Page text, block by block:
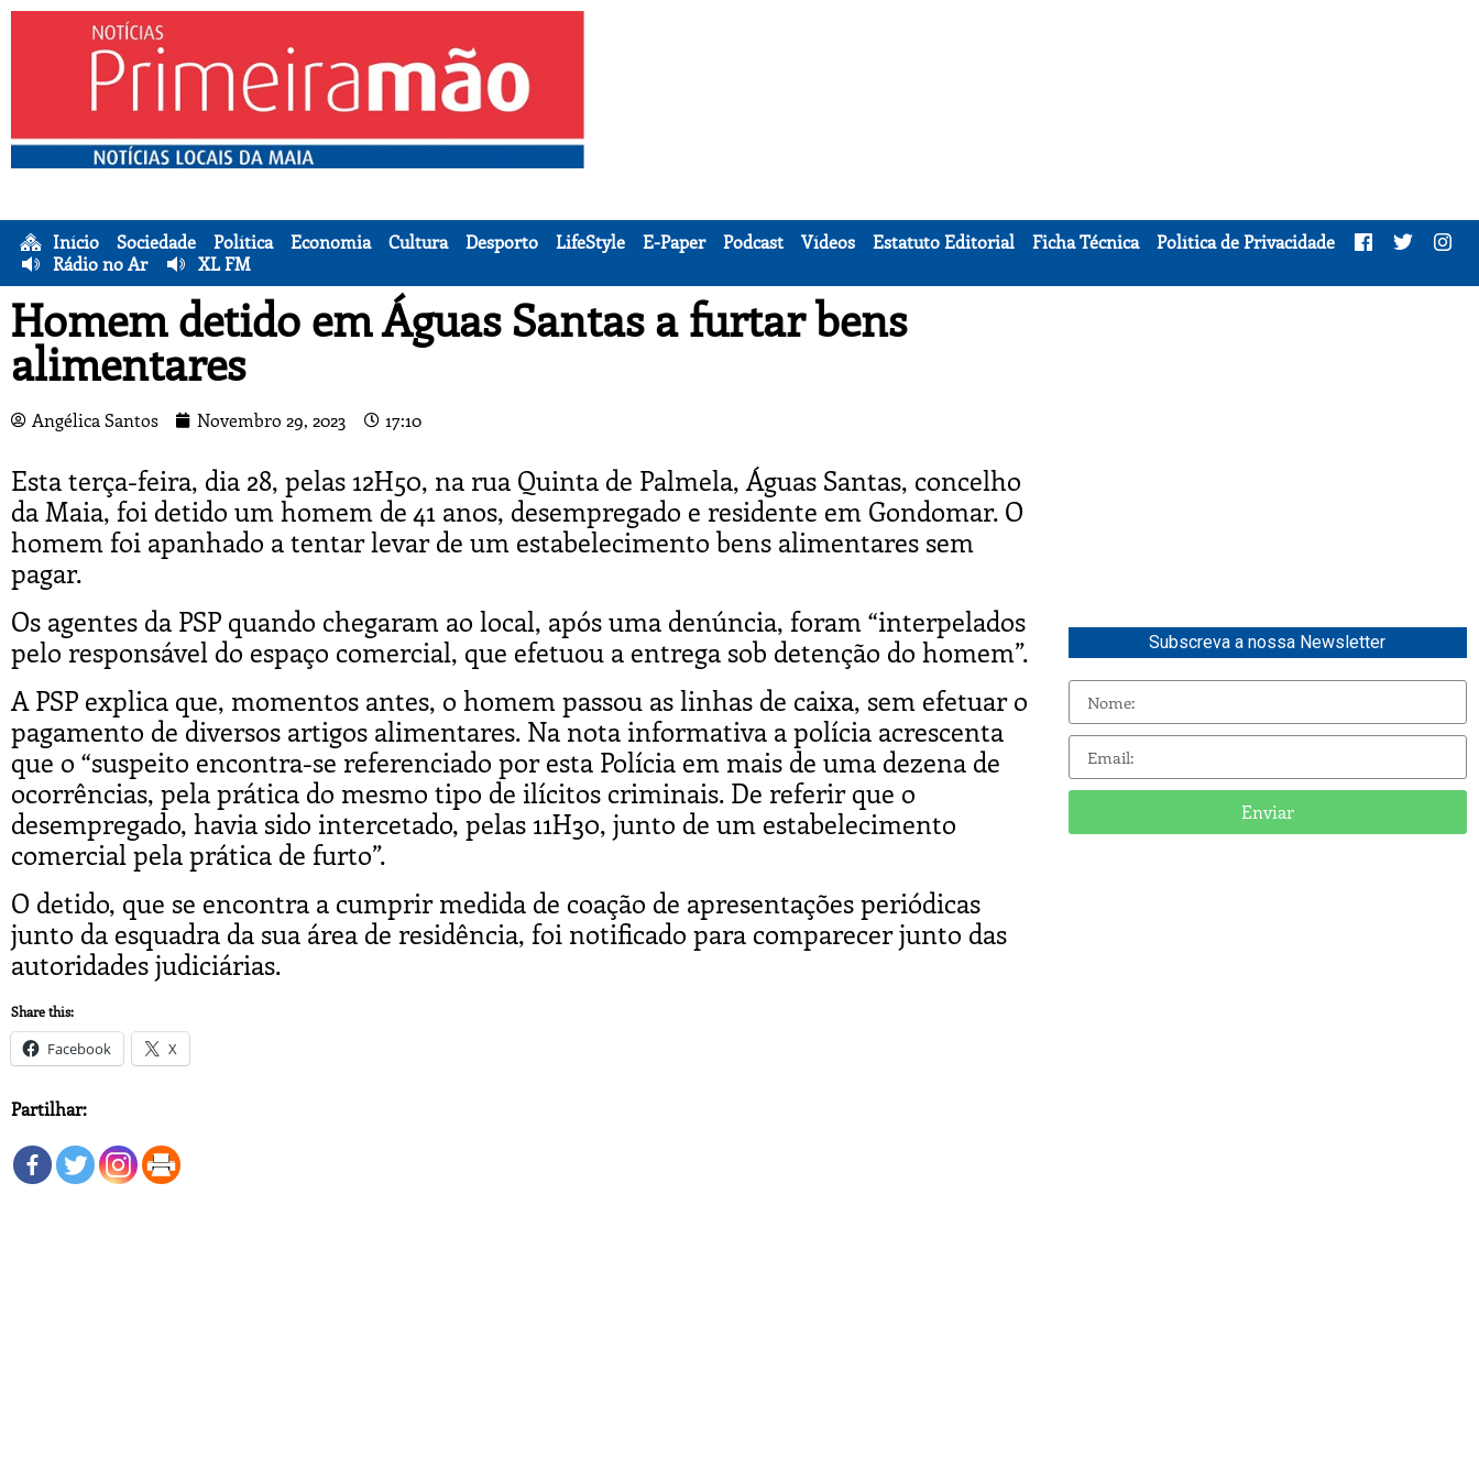
Início Sociedade Política Economia Cultura Desporto LifeStyle E-Paper Podcast Vídeos Estatuto Editorial Ficha Técnica
Política de Privacidade
Rádio no Ar
XL FM
Homem detido em Águas Santas a furtar bens
alimentares
Angélica Santos Novembro 29, 2023 17:10
Esta terça-feira, dia 28, pelas 12H50, na rua Quinta de Palmela, Águas Santas, concelho
da Maia, foi detido um homem de 41 anos, desempregado e residente em Gondomar. O
homem foi apanhado a tentar levar de um estabelecimento bens alimentares sem
pagar.
Os agentes da PSP quando chegaram ao local, após uma denúncia, foram “interpelados
pelo responsável do espaço comercial, que efetuou a entrega sob detenção do homem”.
A PSP explica que, momentos antes, o homem passou as linhas de caixa, sem efetuar o
pagamento de diversos artigos alimentares. Na nota informativa a polícia acrescenta
que o “suspeito encontra-se referenciado por esta Polícia em mais de uma dezena de
ocorrências, pela prática do mesmo tipo de ilícitos criminais. De referir que o
desempregado, havia sido intercetado, pelas 11H30, junto de um estabelecimento
comercial pela prática de furto”.
O detido, que se encontra a cumprir medida de coação de apresentações periódicas
junto da esquadra da sua área de residência, foi notificado para comparecer junto das
autoridades judiciárias.
Share this:
Facebook X
Partilhar:
Subscreva a nossa Newsletter
Enviar